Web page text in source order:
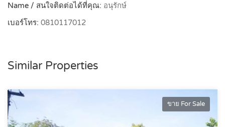
Name / สนใจติดต่อได้ที่คุณ: อนุรักษ์
เบอร์โทร: 0810117012
Similar Properties
ขาย For Sale